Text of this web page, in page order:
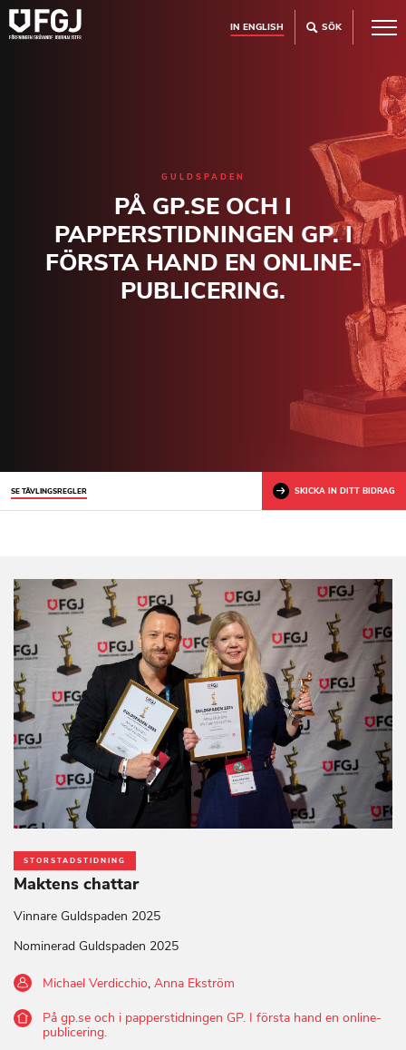
IN ENGLISH SÖK
GULDSPADEN
PÅ GP.SE OCH I
PAPPERSTIDNINGEN GP. I
FÖRSTA HAND EN ONLINE-
PUBLICERING.
SE TÄVLINGSREGLER SKICKA IN DITT BIDRAG
STORSTADSTIDNING
Maktens chattar
Vinnare Guldspaden 2025
Nominerad Guldspaden 2025
Michael Verdicchio,Anna Ekström
På gp.se och i papperstidningen GP. I första hand en online-
publicering.